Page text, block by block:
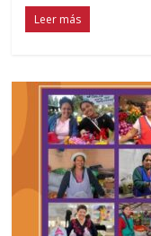
Leer más